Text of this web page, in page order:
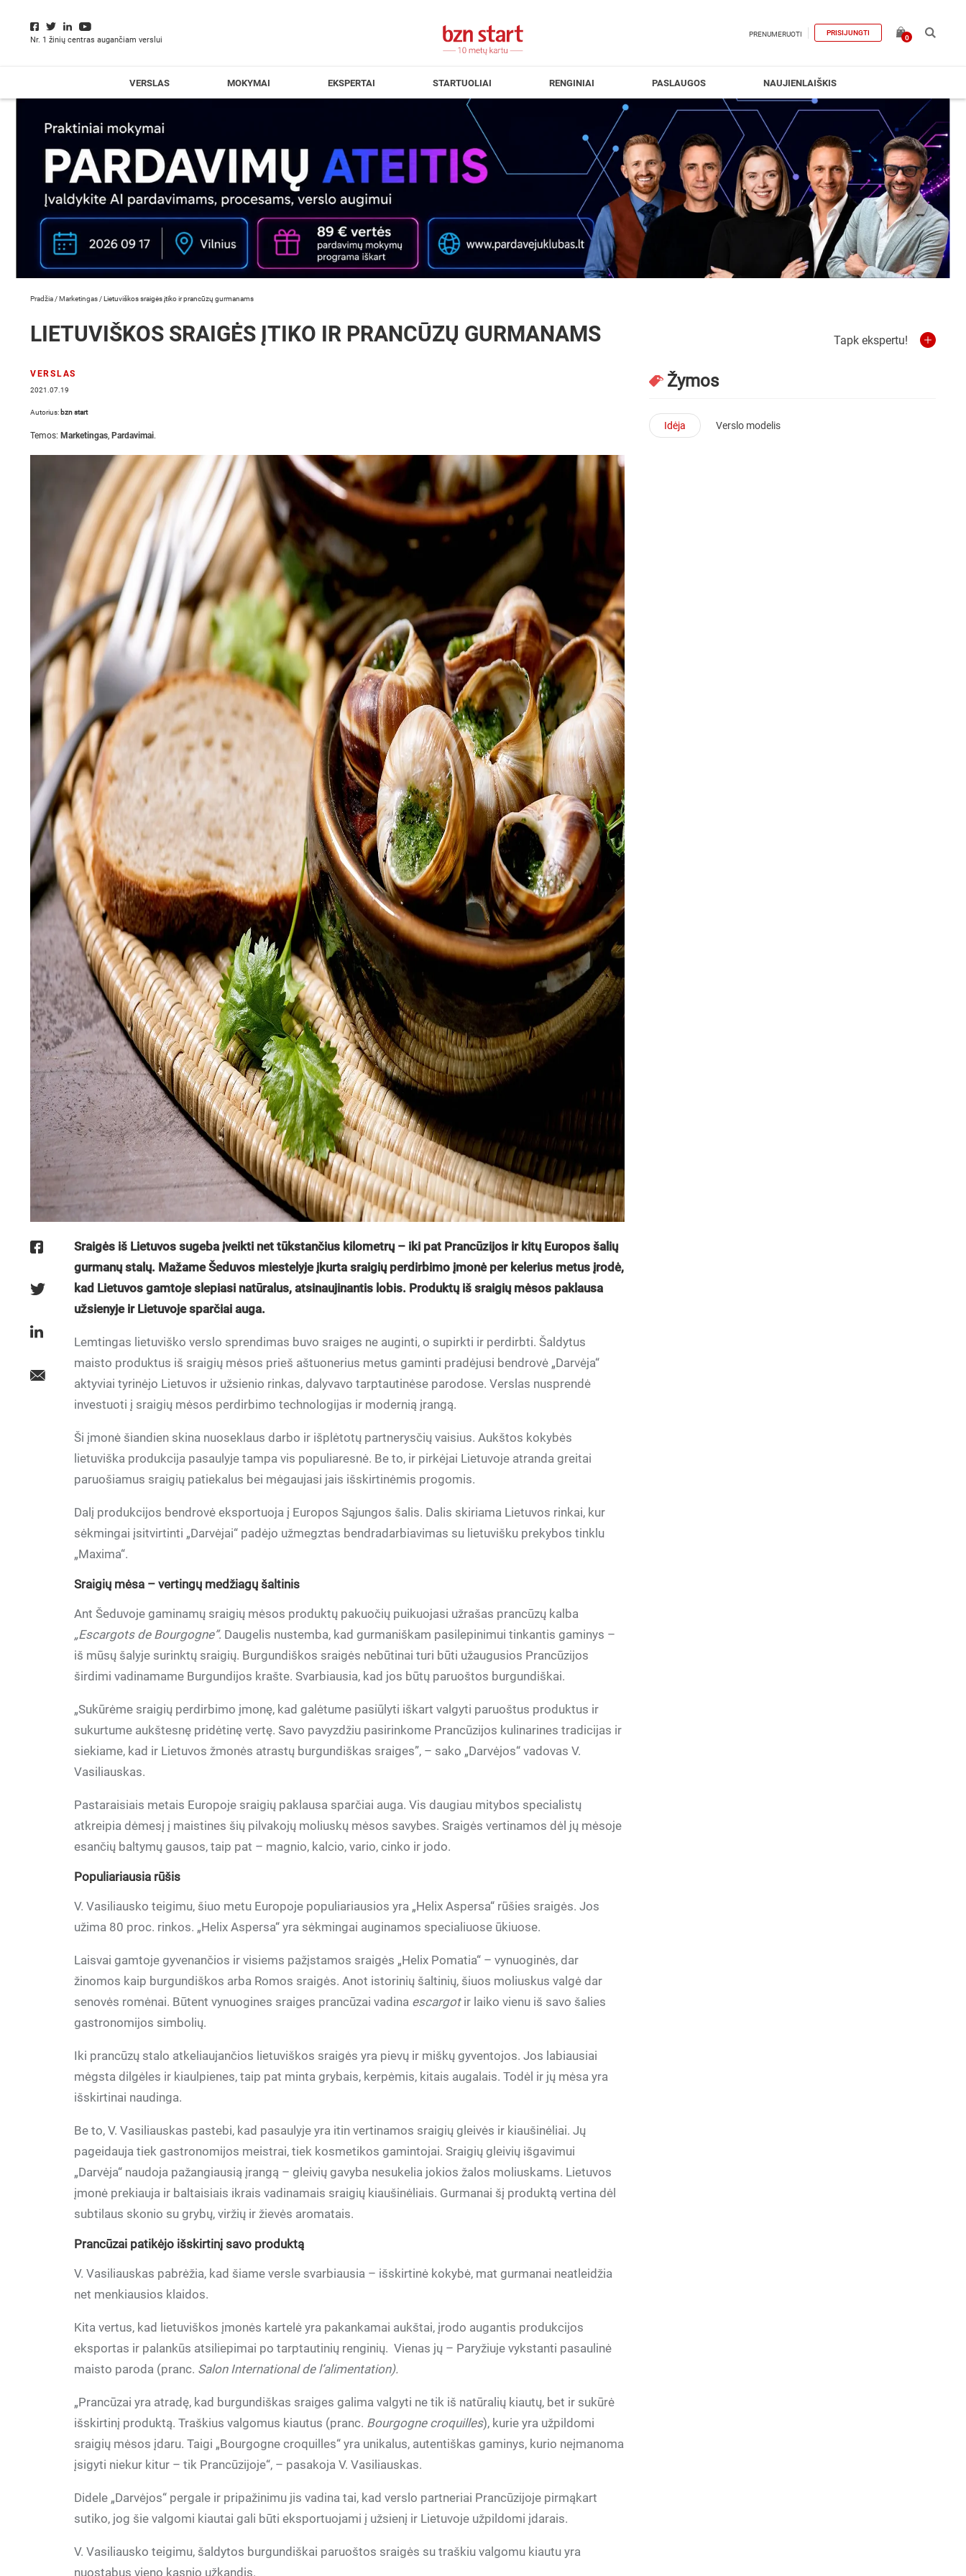
Nr. 1 žinių centras augančiam verslui
PRENUMERUOTI PRISIJUNGTI
0
VERSLAS MOKYMAI EKSPERTAI STARTUOLIAI RENGINIAI PASLAUGOS NAUJIENLAIŠKIS
Pradžia /Marketingas /Lietuviškos sraigės įtiko ir prancūzų gurmanams
LIETUVIŠKOS SRAIGĖS ĮTIKO IR PRANCŪZŲ GURMANAMS
VERSLAS
2021.07.19
Autorius: bzn start
Temos: Marketingas, Pardavimai.
Sraigės iš Lietuvos sugeba įveikti net tūkstančius kilometrų – iki pat Prancūzijos ir kitų Europos šalių
gurmanų stalų. Mažame Šeduvos miestelyje įkurta sraigių perdirbimo įmonė per kelerius metus įrodė,
kad Lietuvos gamtoje slepiasi natūralus, atsinaujinantis lobis. Produktų iš sraigių mėsos paklausa
užsienyje ir Lietuvoje sparčiai auga.
Lemtingas lietuviško verslo sprendimas buvo sraiges ne auginti, o supirkti ir perdirbti. Šaldytus
maisto produktus iš sraigių mėsos prieš aštuonerius metus gaminti pradėjusi bendrovė „Darvėja“
aktyviai tyrinėjo Lietuvos ir užsienio rinkas, dalyvavo tarptautinėse parodose. Verslas nusprendė
investuoti į sraigių mėsos perdirbimo technologijas ir modernią įrangą.
Ši įmonė šiandien skina nuoseklaus darbo ir išplėtotų partnerysčių vaisius. Aukštos kokybės
lietuviška produkcija pasaulyje tampa vis populiaresnė. Be to, ir pirkėjai Lietuvoje atranda greitai
paruošiamus sraigių patiekalus bei mėgaujasi jais išskirtinėmis progomis.
Dalį produkcijos bendrovė eksportuoja į Europos Sąjungos šalis. Dalis skiriama Lietuvos rinkai, kur
sėkmingai įsitvirtinti „Darvėjai“ padėjo užmegztas bendradarbiavimas su lietuvišku prekybos tinklu
„Maxima“.
Sraigių mėsa – vertingų medžiagų šaltinis
Ant Šeduvoje gaminamų sraigių mėsos produktų pakuočių puikuojasi užrašas prancūzų kalba
„Escargots de Bourgogne”. Daugelis nustemba, kad gurmaniškam pasilepinimui tinkantis gaminys –
iš mūsų šalyje surinktų sraigių. Burgundiškos sraigės nebūtinai turi būti užaugusios Prancūzijos
širdimi vadinamame Burgundijos krašte. Svarbiausia, kad jos būtų paruoštos burgundiškai.
„Sukūrėme sraigių perdirbimo įmonę, kad galėtume pasiūlyti iškart valgyti paruoštus produktus ir
sukurtume aukštesnę pridėtinę vertę. Savo pavyzdžiu pasirinkome Prancūzijos kulinarines tradicijas ir
siekiame, kad ir Lietuvos žmonės atrastų burgundiškas sraiges”, – sako „Darvėjos“ vadovas V.
Vasiliauskas.
Pastaraisiais metais Europoje sraigių paklausa sparčiai auga. Vis daugiau mitybos specialistų
atkreipia dėmesį į maistines šių pilvakojų moliuskų mėsos savybes. Sraigės vertinamos dėl jų mėsoje
esančių baltymų gausos, taip pat – magnio, kalcio, vario, cinko ir jodo.
Populiariausia rūšis
V. Vasiliausko teigimu, šiuo metu Europoje populiariausios yra „Helix Aspersa“ rūšies sraigės. Jos
užima 80 proc. rinkos. „Helix Aspersa“ yra sėkmingai auginamos specialiuose ūkiuose.
Laisvai gamtoje gyvenančios ir visiems pažįstamos sraigės „Helix Pomatia“ – vynuoginės, dar
žinomos kaip burgundiškos arba Romos sraigės. Anot istorinių šaltinių, šiuos moliuskus valgė dar
senovės romėnai. Būtent vynuogines sraiges prancūzai vadina escargotir laiko vienu iš savo šalies
gastronomijos simbolių.
Iki prancūzų stalo atkeliaujančios lietuviškos sraigės yra pievų ir miškų gyventojos. Jos labiausiai
mėgsta dilgėles ir kiaulpienes, taip pat minta grybais, kerpėmis, kitais augalais. Todėl ir jų mėsa yra
išskirtinai naudinga.
Be to, V. Vasiliauskas pastebi, kad pasaulyje yra itin vertinamos sraigių gleivės ir kiaušinėliai. Jų
pageidauja tiek gastronomijos meistrai, tiek kosmetikos gamintojai. Sraigių gleivių išgavimui
„Darvėja“ naudoja pažangiausią įrangą – gleivių gavyba nesukelia jokios žalos moliuskams. Lietuvos
įmonė prekiauja ir baltaisiais ikrais vadinamais sraigių kiaušinėliais. Gurmanai šį produktą vertina dėl
subtilaus skonio su grybų, viržių ir žievės aromatais.
Prancūzai patikėjo išskirtinį savo produktą
V. Vasiliauskas pabrėžia, kad šiame versle svarbiausia – išskirtinė kokybė, mat gurmanai neatleidžia
net menkiausios klaidos.
Kita vertus, kad lietuviškos įmonės kartelė yra pakankamai aukštai, įrodo augantis produkcijos
eksportas ir palankūs atsiliepimai po tarptautinių renginių. Vienas jų – Paryžiuje vykstanti pasaulinė
maisto paroda (pranc. Salon International de l’alimentation).
„Prancūzai yra atradę, kad burgundiškas sraiges galima valgyti ne tik iš natūralių kiautų, bet ir sukūrė
išskirtinį produktą. Traškius valgomus kiautus (pranc. Bourgogne croquilles), kurie yra užpildomi
sraigių mėsos įdaru. Taigi „Bourgogne croquilles“ yra unikalus, autentiškas gaminys, kurio neįmanoma
įsigyti niekur kitur – tik Prancūzijoje“, – pasakoja V. Vasiliauskas.
Didele „Darvėjos“ pergale ir pripažinimu jis vadina tai, kad verslo partneriai Prancūzijoje pirmąkart
sutiko, jog šie valgomi kiautai gali būti eksportuojami į užsienį ir Lietuvoje užpildomi įdarais.
V. Vasiliausko teigimu, šaldytos burgundiškai paruoštos sraigės su traškiu valgomu kiautu yra
nuostabus vieno kąsnio užkandis.
Tapk ekspertu!
Žymos
Idėja Verslo modelis